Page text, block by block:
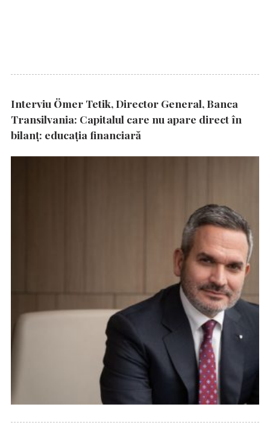
Interviu Ömer Tetik, Director General, Banca
Transilvania: Capitalul care nu apare direct în
bilanț: educația financiară